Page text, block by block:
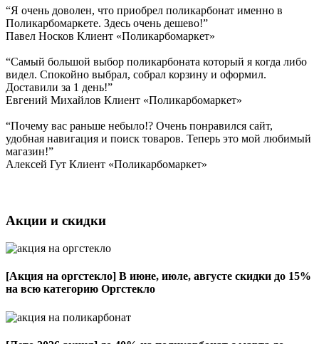
“Я очень доволен, что приобрел поликарбонат именно в
Поликарбомаркете. Здесь очень дешево!”
Павел Носков Клиент «Поликарбомаркет»
“Самый большой выбор поликарбоната который я когда либо
видел. Спокойно выбрал, собрал корзину и оформил.
Доставили за 1 день!”
Евгений Михайлов Клиент «Поликарбомаркет»
“Почему вас раньше небыло!? Очень понравился сайт,
удобная навигация и поиск товаров. Теперь это мой любимый
магазин!”
Алексей Гут Клиент «Поликарбомаркет»
Акции и скидки
[Акция на оргстекло] В июне, июле, августе скидки до 15%
на всю категорию Оргстекло